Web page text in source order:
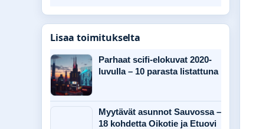
Lisaa toimitukselta
Parhaat scifi-elokuvat 2020-
luvulla – 10 parasta listattuna
Myytävät asunnot Sauvossa –
18 kohdetta Oikotie ja Etuovi